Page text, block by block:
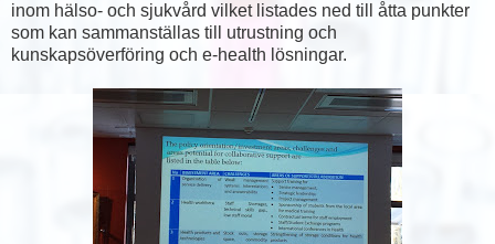
inom hälso- och sjukvård vilket listades ned till åtta punkter
som kan sammanställas till utrustning och
kunskapsöverföring och e-health lösningar.